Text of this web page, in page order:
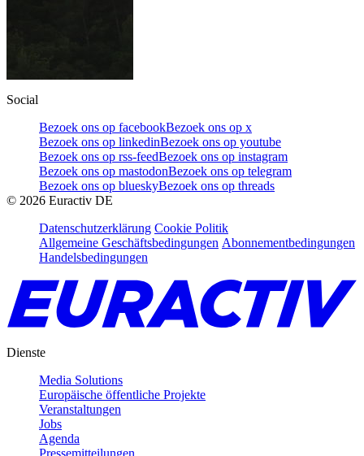
Social
Bezoek ons op facebookBezoek ons op x
Bezoek ons op linkedinBezoek ons op youtube
Bezoek ons op rss-feedBezoek ons op instagram
Bezoek ons op mastodonBezoek ons op telegram
Bezoek ons op blueskyBezoek ons op threads
© 2026 Euractiv DE
Datenschutzerklärung Cookie Politik
Allgemeine Geschäftsbedingungen Abonnementbedingungen
Handelsbedingungen
Dienste
Media Solutions
Europäische öffentliche Projekte
Veranstaltungen
Jobs
Agenda
Pressemitteilungen